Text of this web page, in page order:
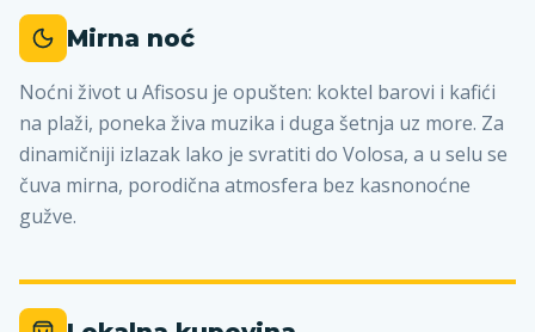
Mirna noć
Noćni život u Afisosu je opušten: koktel barovi i kafići
na plaži, poneka živa muzika i duga šetnja uz more. Za
dinamičniji izlazak lako je svratiti do Volosa, a u selu se
čuva mirna, porodična atmosfera bez kasnonoćne
gužve.